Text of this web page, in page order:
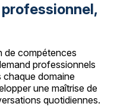
professionnel,
de compétences
professionnels
chaque domaine
une maîtrise de
quotidiennes.